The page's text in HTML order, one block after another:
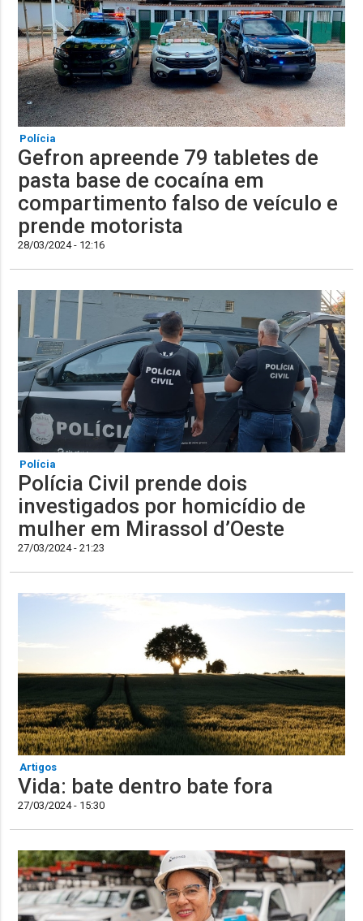
Polícia
Gefron apreende 79 tabletes de
pasta base de cocaína em
compartimento falso de veículo e
prende motorista
28/03/2024 - 12:16
Polícia
Polícia Civil prende dois
investigados por homicídio de
mulher em Mirassol d’Oeste
27/03/2024 - 21:23
Artigos
Vida: bate dentro bate fora
27/03/2024 - 15:30